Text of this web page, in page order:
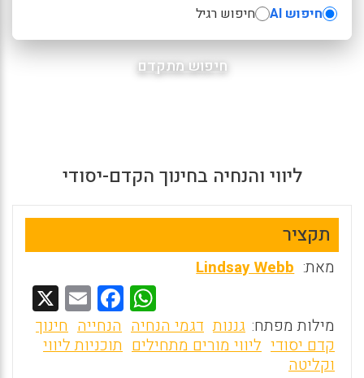
חיפוש AI חיפוש רגיל
חיפוש מתקדם
ליווי והנחיה בחינוך הקדם-יסודי
תקציר
מאת: Lindsay Webb
W
h
at
F
a
ce
E
m
ai
מילות מפתח: גננות דגמי הנחיה הנחייה חינוך
קדם יסודי ליווי מורים מתחילים תוכניות ליווי
וקליטה